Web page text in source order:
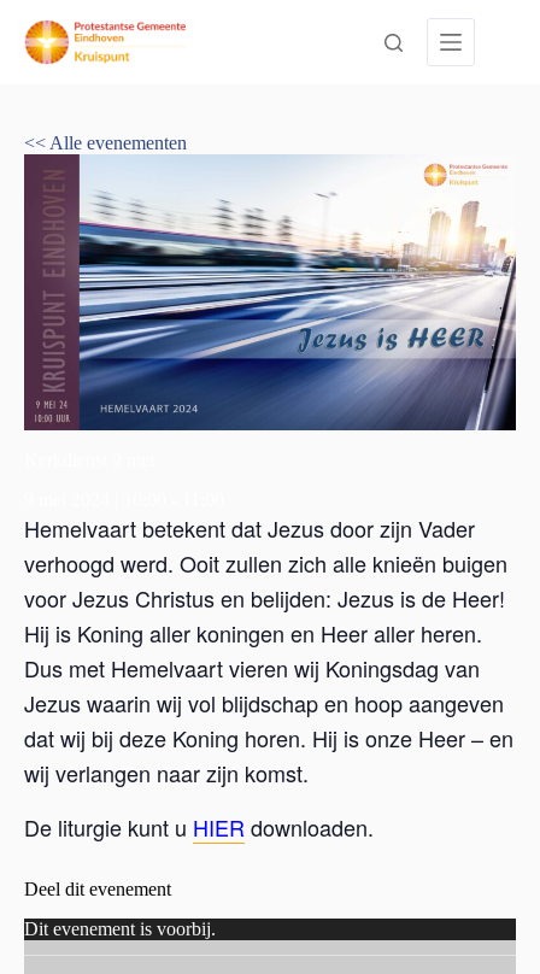
naar
<< Alle evenementen
Hemelvaart betekent dat Jezus door zijn Vader
verhoogd werd. Ooit zullen zich alle knieën buigen
voor Jezus Christus en belijden: Jezus is de Heer!
Hij is Koning aller koningen en Heer aller heren.
Dus met Hemelvaart vieren wij Koningsdag van
Jezus waarin wij vol blijdschap en hoop aangeven
dat wij bij deze Koning horen. Hij is onze Heer – en
wij verlangen naar zijn komst.
De liturgie kunt u HIERdownloaden.
Deel dit evenement
Dit evenement is voorbij.